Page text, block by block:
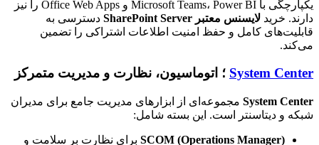
یکپارچگی با Microsoft Teams، Power BI و Office Web Apps را نیز
دارند. خرید لایسنس معتبر SharePoint Server
دسترسی به
قابلیت‌های کامل و حفظ امنیت اطلاعات اشتراکی را تضمین
می‌کند.
System Center ؛ اتوماسیون، نظارت و مدیریت متمرکز
System Center مجموعه‌ای از ابزارهای مدیریت جامع برای مدیران
شبکه و دیتاسنتر است. این بسته شامل:
SCOM (Operations Manager) برای نظارت بر سلامت و